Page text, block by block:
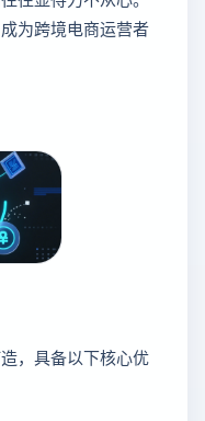
为跨境电商运营者
，具备以下核心优